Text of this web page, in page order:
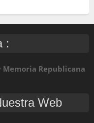
:
Memoria Republicana
Web